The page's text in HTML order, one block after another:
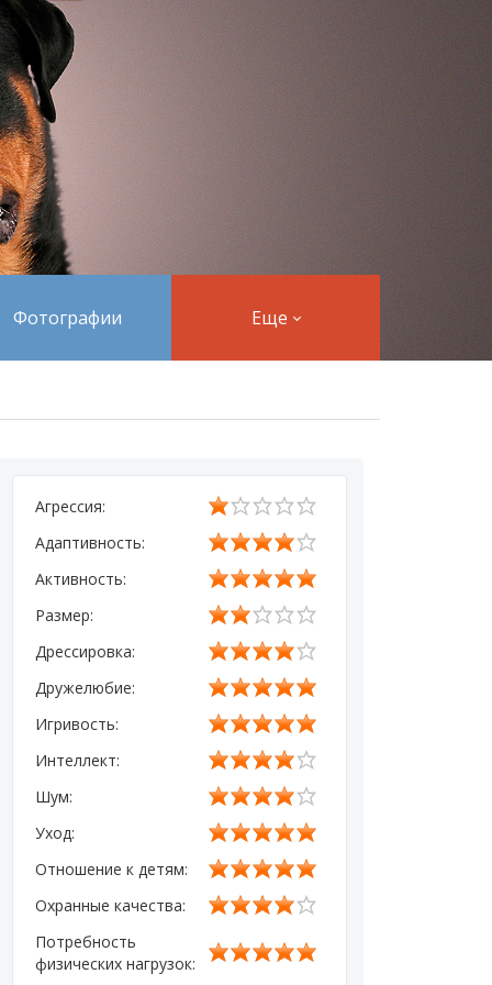
Фотографии Еще
Агрессия:
Адаптивность:
Активность:
Размер:
Дрессировка:
Дружелюбие:
Игривость:
Интеллект:
Шум:
Уход:
Отношение к детям:
Охранные качества:
Потребность
физических нагрузок: